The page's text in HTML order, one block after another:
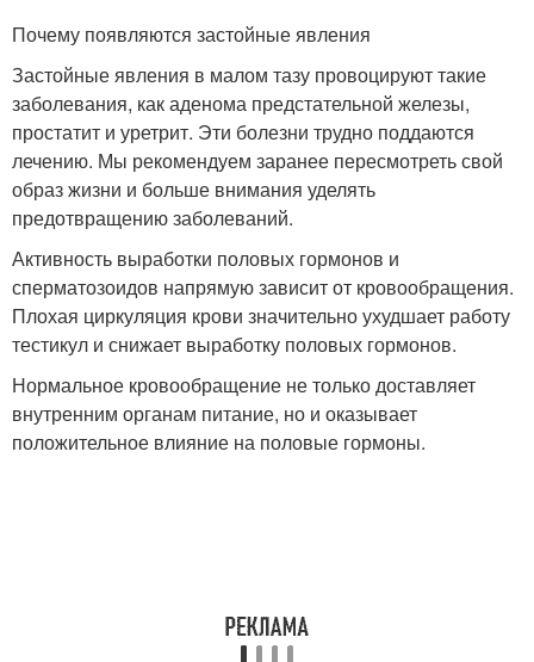
Почему появляются застойные явления
Застойные явления в малом тазу провоцируют такие
заболевания, как аденома предстательной железы,
простатит и уретрит. Эти болезни трудно поддаются
лечению. Мы рекомендуем заранее пересмотреть свой
образ жизни и больше внимания уделять
предотвращению заболеваний.
Активность выработки половых гормонов и
сперматозоидов напрямую зависит от кровообращения.
Плохая циркуляция крови значительно ухудшает работу
тестикул и снижает выработку половых гормонов.
Нормальное кровообращение не только доставляет
внутренним органам питание, но и оказывает
положительное влияние на половые гормоны.